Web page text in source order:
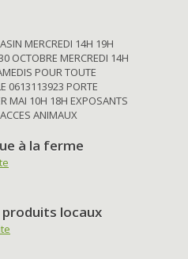
MERCREDI 14H 19H
OCTOBRE MERCREDI 14H
POUR TOUTE
0613113923 PORTE
MAI 10H 18H EXPOSANTS
ANIMAUX
à la ferme
produits locaux